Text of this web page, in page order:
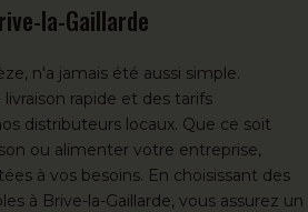
la-Gaillarde
n'a jamais été aussi simple.
rapide et des tarifs
distributeurs locaux. Que ce soit
ou alimenter votre entreprise,
à vos besoins. En choisissant des
à Brive-la-Gaillarde, vous assurez un